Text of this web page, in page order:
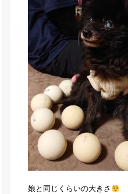
娘と同じくらいの大きさ